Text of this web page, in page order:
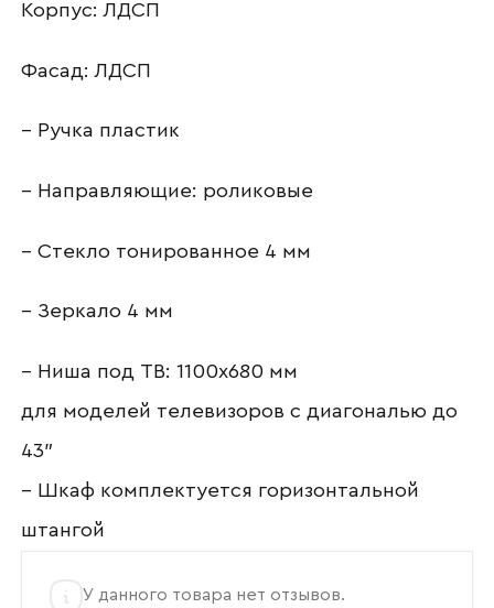
Корпус: ЛДСП
Фасад: ЛДСП
– Ручка пластик
– Направляющие: роликовые
– Стекло тонированное 4 мм
– Зеркало 4 мм
– Ниша под ТВ: 1100х680 мм
для моделей телевизоров с диагональю до
43″
– Шкаф комплектуется горизонтальной
штангой
У данного товара нет отзывов.
и обработкой данных.